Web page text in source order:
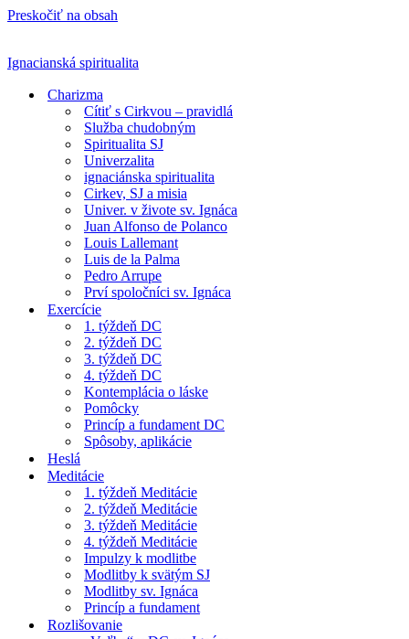
Preskočiť na obsah
Ignacianská spiritualita
Charizma
Cítiť s Cirkvou – pravidlá
Služba chudobným
Spiritualita SJ
Univerzalita
ignaciánska spiritualita
Cirkev, SJ a misia
Univer. v živote sv. Ignáca
Juan Alfonso de Polanco
Louis Lallemant
Luis de la Palma
Pedro Arrupe
Prví spoločníci sv. Ignáca
Exercície
1. týždeň DC
2. týždeň DC
3. týždeň DC
4. týždeň DC
Kontemplácia o láske
Pomôcky
Princíp a fundament DC
Spôsoby, aplikácie
Heslá
Meditácie
1. týždeň Meditácie
2. týždeň Meditácie
3. týždeň Meditácie
4. týždeň Meditácie
Impulzy k modlitbe
Modlitby k svätým SJ
Modlitby sv. Ignáca
Princíp a fundament
Rozlišovanie